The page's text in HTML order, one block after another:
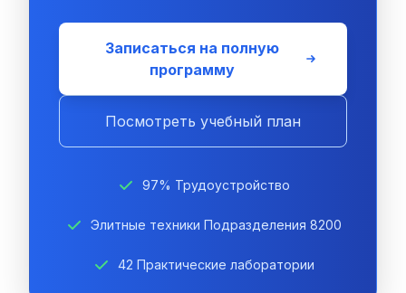
Записаться на полную
программу
Посмотреть учебный план
97% Трудоустройство
Элитные техники Подразделения 8200
42 Практические лаборатории